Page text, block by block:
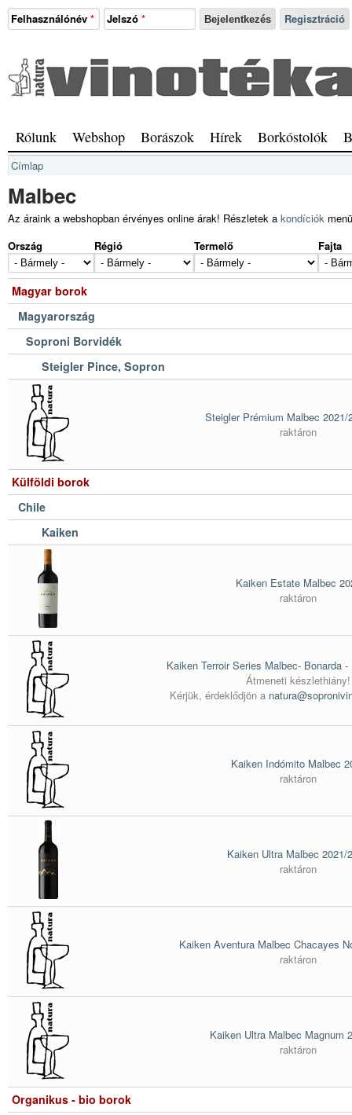
Ugrás a tartalomra
Felhasználónév * Jelszó * Regisztráció
Natura
Vinotéka
Főmenü
Rólunk Webshop Borászok Hírek Borkóstolók
Jelenlegi hely
Címlap
Malbec
Az áraink a webshopban érvényes online árak! Részletek a kondíciók
Ország
Régió Termelő Fajta
Magyar borok
Magyarország
Soproni Borvidék
Steigler Pince, Sopron
Steigler Prémium Malbec 2021/
raktáron
Külföldi borok
Chile
Kaiken
Kaiken Estate Malbec
raktáron
Kaiken Terroir Series Malbec- Bonarda
Átmeneti készlethiány!
Kérjük, érdeklődjön a
Kaiken Indómito Malbec
raktáron
Kaiken Ultra Malbec 2021/
raktáron
Kaiken Aventura Malbec Chacayes
raktáron
Kaiken Ultra Malbec Magnum
raktáron
Organikus - bio borok